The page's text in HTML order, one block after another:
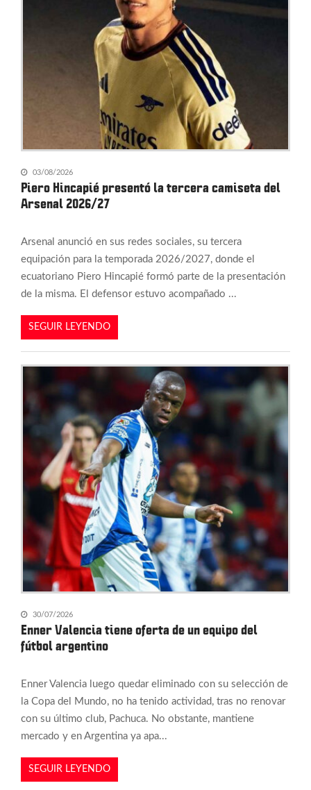
03/08/2026
Piero Hincapié presentó la tercera camiseta del
Arsenal 2026/27
Arsenal anunció en sus redes sociales, su tercera
equipación para la temporada 2026/2027, donde el
ecuatoriano Piero Hincapié formó parte de la presentación
de la misma. El defensor estuvo acompañado ...
SEGUIR LEYENDO
30/07/2026
Enner Valencia tiene oferta de un equipo del
fútbol argentino
Enner Valencia luego quedar eliminado con su selección de
la Copa del Mundo, no ha tenido actividad, tras no renovar
con su último club, Pachuca. No obstante, mantiene
mercado y en Argentina ya apa...
SEGUIR LEYENDO